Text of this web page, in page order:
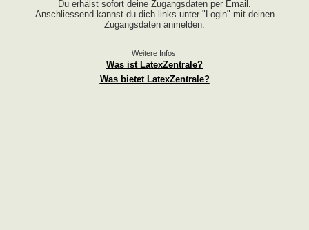
Du erhälst sofort deine Zugangsdaten per Email.
Anschliessend kannst du dich links unter "Login" mit deinen
Zugangsdaten anmelden.
Weitere Infos:
Was ist LatexZentrale?
Was bietet LatexZentrale?